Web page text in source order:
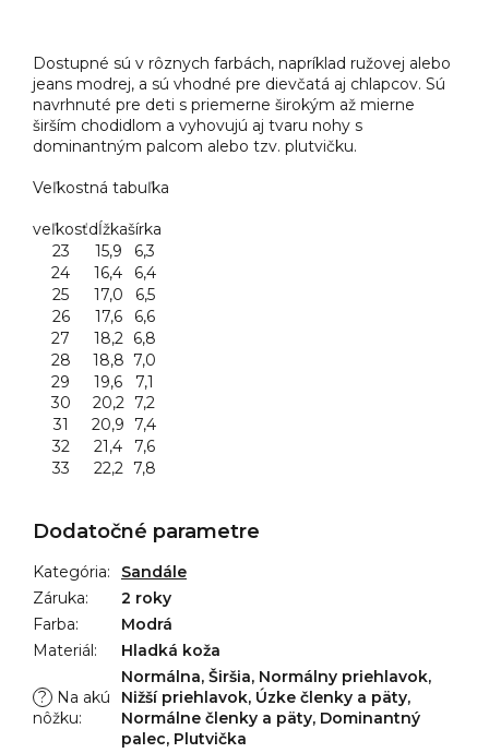
Dostupné sú v rôznych farbách, napríklad ružovej alebo
jeans modrej, a sú vhodné pre dievčatá aj chlapcov. Sú
navrhnuté pre deti s priemerne širokým až mierne
širším chodidlom a vyhovujú aj tvaru nohy s
dominantným palcom alebo tzv. plutvičku.
Veľkostná tabuľka
veľkosťdĺžkašírka
23
15,9
6,3
24
16,4
6,4
25
17,0
6,5
26
17,6
6,6
27
18,2 6,8
28
18,8 7,0
29
19,6
7,1
30
20,2 7,2
31
20,9
7,4
32
21,4
7,6
33
22,2 7,8
Dodatočné parametre
Kategória:
Sandále
Záruka:
2 roky
Farba:
Modrá
Materiál: Hladká koža
?
Na akú
nôžku:
Normálna, Širšia, Normálny priehlavok,
Nižší priehlavok, Úzke členky a päty,
Normálne členky a päty, Dominantný
palec, Plutvička